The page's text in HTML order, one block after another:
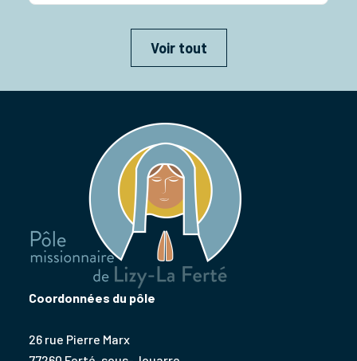
Voir tout
Coordonnées du pôle
26 rue Pierre Marx